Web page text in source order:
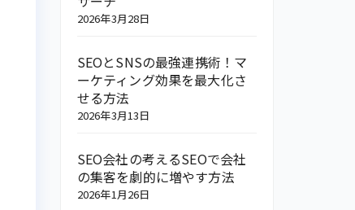
2026年3月28日
SEOとSNSの最強連携術！マ
ーケティング効果を最大化さ
せる方法
2026年3月13日
SEO会社の考えるSEOで会社
の集客を劇的に増やす方法
2026年1月26日